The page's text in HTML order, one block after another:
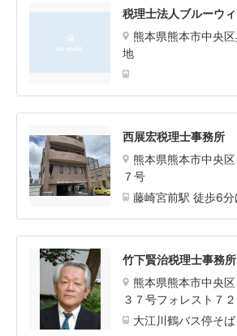
税理士法人ブルーウ
熊本県熊本市中央
地
西展宏税理士事務所
熊本県熊本市中央
７号
藤崎宮前駅 徒歩6分
竹下賢治税理士事務所
熊本県熊本市中央
３７号フォレスト７２
大江川鶴バス停そば